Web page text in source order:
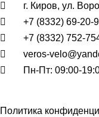
г. Киров, ул.
+7 (8332) 69-20-
+7 (8332) 752-
veros-
Пн-Пт: 09:00-
Политика